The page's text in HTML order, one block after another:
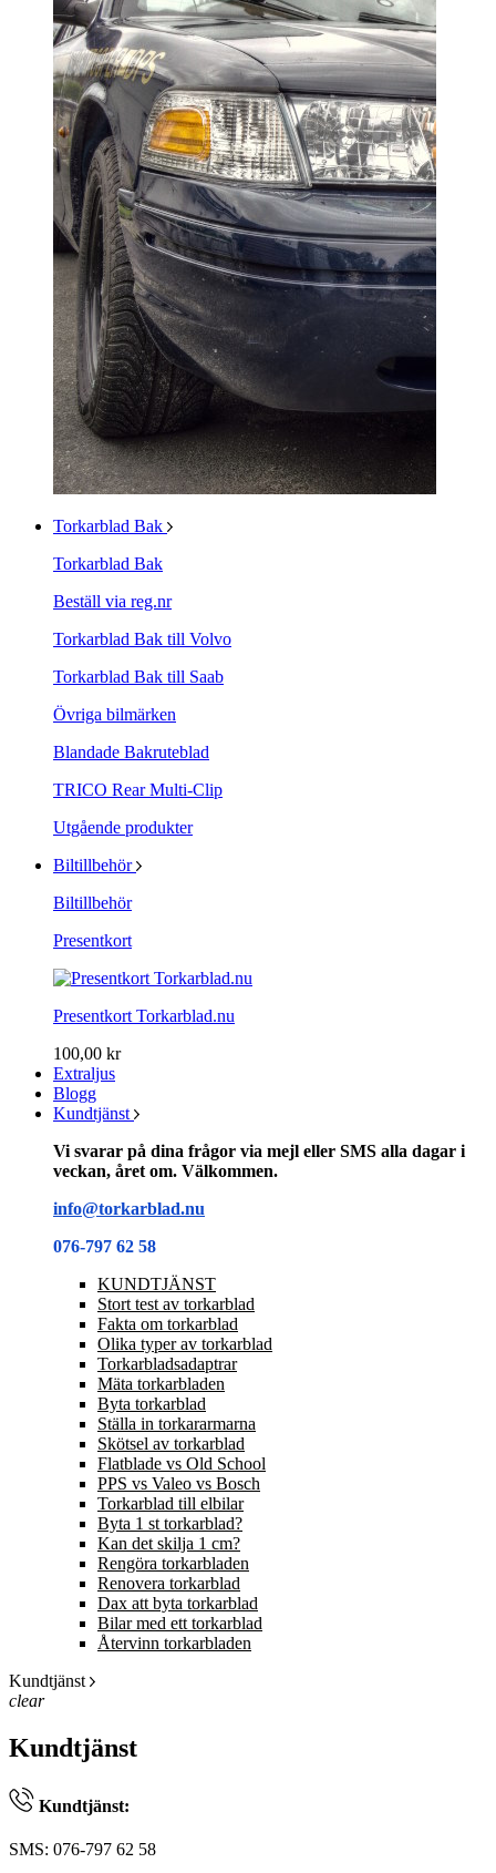
Torkarblad Bak
Torkarblad Bak
Beställ via reg.nr
Torkarblad Bak till Volvo
Torkarblad Bak till Saab
Övriga bilmärken
Blandade Bakruteblad
TRICO Rear Multi-Clip
Utgående produkter
Biltillbehör
Biltillbehör
Presentkort
Presentkort Torkarblad.nu
100,00 kr
Extraljus
Blogg
Kundtjänst
Vi svarar på dina frågor via mejl eller SMS alla dagar i
veckan, året om. Välkommen.
info@torkarblad.nu
076-797 62 58
KUNDTJÄNST
Stort test av torkarblad
Fakta om torkarblad
Olika typer av torkarblad
Torkarbladsadaptrar
Mäta torkarbladen
Byta torkarblad
Ställa in torkararmarna
Skötsel av torkarblad
Flatblade vs Old School
PPS vs Valeo vs Bosch
Torkarblad till elbilar
Byta 1 st torkarblad?
Kan det skilja 1 cm?
Rengöra torkarbladen
Renovera torkarblad
Dax att byta torkarblad
Bilar med ett torkarblad
Återvinn torkarbladen
Kundtjänst
clear
Kundtjänst
Kundtjänst:
SMS: 076-797 62 58